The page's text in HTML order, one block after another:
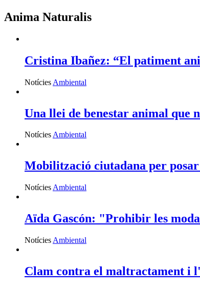
Anima Naturalis
Cristina Ibañez: “El patiment
Notícies Ambiental
Una llei de benestar animal que
NotíciesAmbiental
Mobilització ciutadana per
Notícies Ambiental
Aïda Gascón: "Prohibir les
Notícies Ambiental
Clam contra el maltractament i